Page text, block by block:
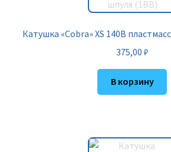
Катушка «Cobra» XS 140B
375,00 ₽
В корзину